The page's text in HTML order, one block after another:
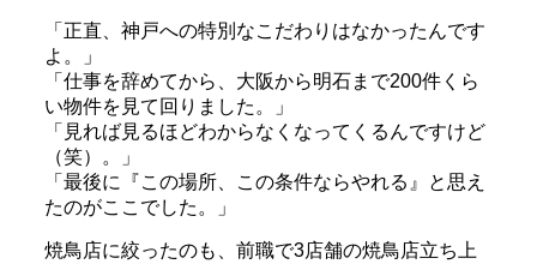
「正直、神戸への特別なこだわりはなかったんです
よ。」
「仕事を辞めてから、大阪から明石まで200件くら
い物件を見て回りました。」
「見れば見るほどわからなくなってくるんですけど
（笑）。」
「最後に『この場所、この条件ならやれる』と思え
たのがここでした。」
焼鳥店に絞ったのも、前職で3店舗の焼鳥店立ち上